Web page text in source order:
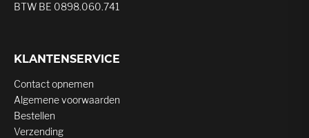
BTW BE 0898.060.741
KLANTENSERVICE
Contact opnemen
Algemene voorwaarden
Bestellen
Verzending